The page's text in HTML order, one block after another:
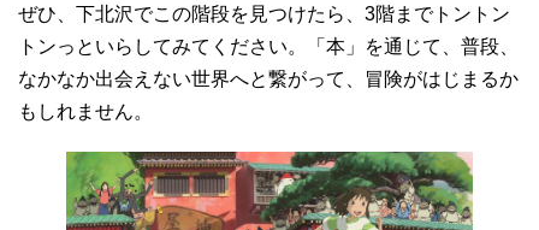
ぜひ、下北沢でこの階段を見つけたら、3階までトントン
トンっといらしてみてください。「本」を通じて、普段、
なかなか出会えない世界へと繋がって、冒険がはじまるか
もしれません。